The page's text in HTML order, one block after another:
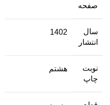
صفحه
سال
انتشار
1402
نوبت
چاپ
هشتم